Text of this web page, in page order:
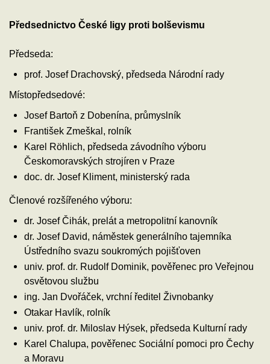
Předsednictvo České ligy proti bolševismu
Předseda:
prof. Josef Drachovský, předseda Národní rady
Místopředsedové:
Josef Bartoň z Dobenína, průmyslník
František Zmeškal, rolník
Karel Röhlich, předseda závodního výboru
Českomoravských strojíren v Praze
doc. dr. Josef Kliment, ministerský rada
Členové rozšířeného výboru:
dr. Josef Čihák, prelát a metropolitní kanovník
dr. Josef David, náměstek generálního tajemníka
Ústředního svazu soukromých pojišťoven
univ. prof. dr. Rudolf Dominik, pověřenec pro Veřejnou
osvětovou službu
ing. Jan Dvořáček, vrchní ředitel Živnobanky
Otakar Havlík, rolník
univ. prof. dr. Miloslav Hýsek, předseda Kulturní rady
Karel Chalupa, pověřenec Sociální pomoci pro Čechy
a Moravu